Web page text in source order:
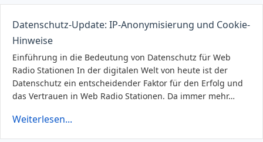
Datenschutz-Update: IP-Anonymisierung und Cookie-
Hinweise
Einführung in die Bedeutung von Datenschutz für Web
Radio Stationen In der digitalen Welt von heute ist der
Datenschutz ein entscheidender Faktor für den Erfolg und
das Vertrauen in Web Radio Stationen. Da immer mehr…
Weiterlesen...